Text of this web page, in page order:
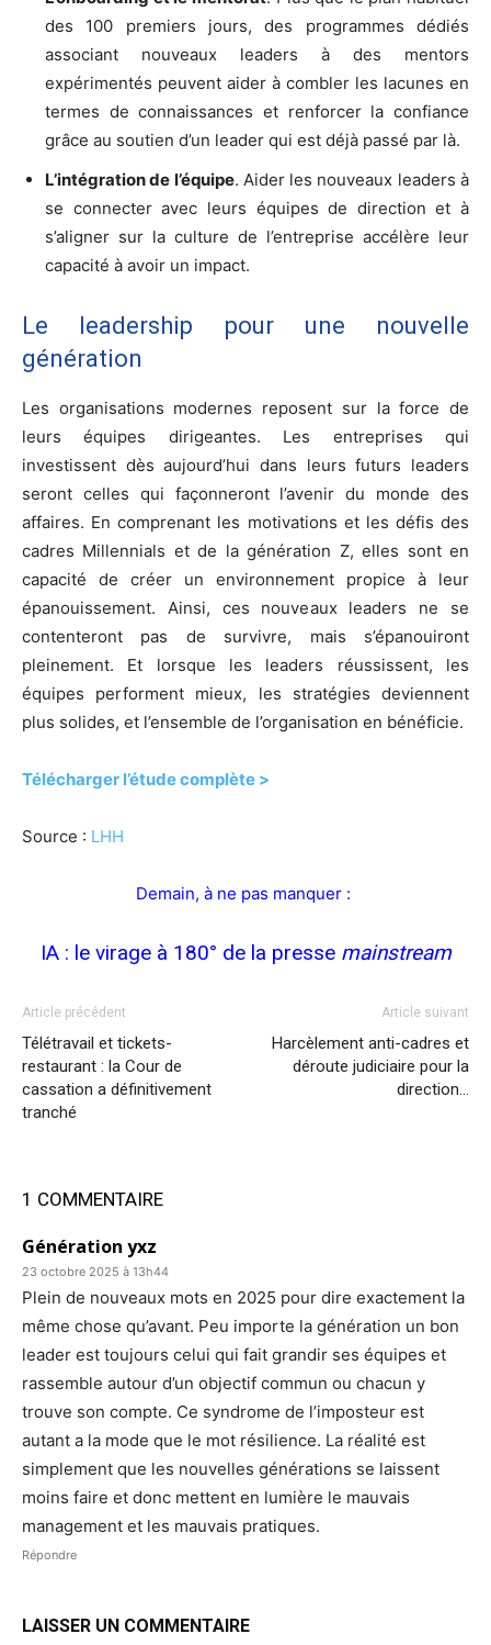
des 100 premiers jours, des programmes dédiés
associant nouveaux leaders à des mentors
expérimentés peuvent aider à combler les lacunes en
termes de connaissances et renforcer la confiance
grâce au soutien d’un leader qui est déjà passé par là.
L’intégration de l’équipe. Aider les nouveaux leaders à
se connecter avec leurs équipes de direction et à
s’aligner sur la culture de l’entreprise accélère leur
capacité à avoir un impact.
Le leadership pour une nouvelle
génération
Les organisations modernes reposent sur la force de
leurs équipes dirigeantes. Les entreprises qui
investissent dès aujourd’hui dans leurs futurs leaders
seront celles qui façonneront l’avenir du monde des
affaires. En comprenant les motivations et les défis des
cadres Millennials et de la génération Z, elles sont en
capacité de créer un environnement propice à leur
épanouissement. Ainsi, ces nouveaux leaders ne se
contenteront pas de survivre, mais s’épanouiront
pleinement. Et lorsque les leaders réussissent, les
équipes performent mieux, les stratégies deviennent
plus solides, et l’ensemble de l’organisation en bénéficie.
Télécharger l’étude complète >
Source : LHH
Demain, à ne pas manquer :
IA : le virage à 180° de la presse mainstream
Article précédent
Télétravail et tickets-
restaurant : la Cour de
cassation a définitivement
tranché
Article suivant
Harcèlement anti-cadres et
déroute judiciaire pour la
direction…
1 COMMENTAIRE
Génération yxz
23 octobre 2025 à 13h44
Plein de nouveaux mots en 2025 pour dire exactement la
même chose qu’avant. Peu importe la génération un bon
leader est toujours celui qui fait grandir ses équipes et
rassemble autour d’un objectif commun ou chacun y
trouve son compte. Ce syndrome de l’imposteur est
autant a la mode que le mot résilience. La réalité est
simplement que les nouvelles générations se laissent
moins faire et donc mettent en lumière le mauvais
management et les mauvais pratiques.
Répondre
LAISSER UN COMMENTAIRE